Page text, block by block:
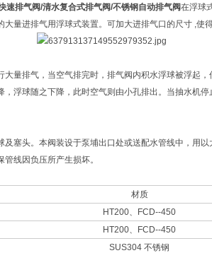
速排气阀/清水复合式排气阀/不锈钢自动排气阀在浮球
量进排气用浮球式装置。可加大进排气口的尺寸 ,使
量排气，当空气排完时，排气阀内积水浮球被浮起
浮球随之下降，此时空气则由小孔排出。当抽水机
塞头。本阀装设于泵埔出口处或送配水管线中，用
线因负压所产生损坏。
材质
HT200、
FCD--450
HT200、
FCD--450
SUS304 不锈钢